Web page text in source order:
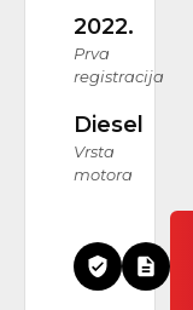
2022.
Prva
registracija
Diesel
Vrsta
motora